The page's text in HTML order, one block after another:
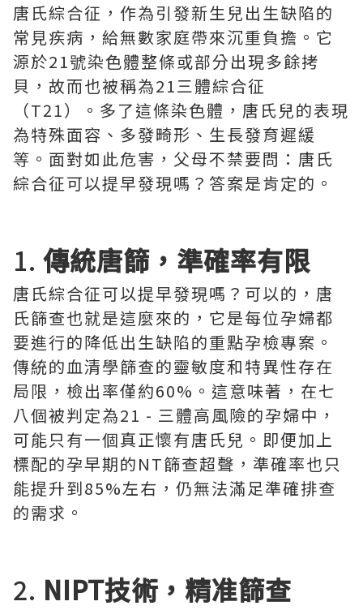
唐氏綜合征，作為引發新生兒出生缺陷的
常見疾病，給無數家庭帶來沉重負擔。它
源於21號染色體整條或部分出現多餘拷
貝，故而也被稱為21三體綜合征
（T21）。多了這條染色體，唐氏兒的表現
為特殊面容、多發畸形、生長發育遲緩
等。面對如此危害，父母不禁要問：唐氏
綜合征可以提早發現嗎？答案是肯定的。
1. 傳統唐篩，準確率有限
唐氏綜合征可以提早發現嗎？可以的，唐
氏篩查也就是這麼來的，它是每位孕婦都
要進行的降低出生缺陷的重點孕檢專案。
傳統的血清學篩查的靈敏度和特異性存在
局限，檢出率僅約60%。這意味著，在七
八個被判定為21 - 三體高風險的孕婦中，
可能只有一個真正懷有唐氏兒。即便加上
標配的孕早期的NT篩查超聲，準確率也只
能提升到85%左右，仍無法滿足準確排查
的需求。
2. NIPT技術，精准篩查